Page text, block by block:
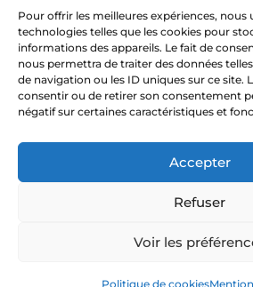
Pour offrir les meilleures expériences, nous
technologies telles que les cookies pour
informations des appareils. Le fait de
nous permettra de traiter des données
de navigation ou les ID uniques sur ce site.
consentir ou de retirer son consentement
négatif sur certaines caractéristiques et
Accepter
Refuser
Voir les
Politique de cookies
Carreleur à
Carreleur à Pléneuf-
A. Hinault - 2026 - Tous